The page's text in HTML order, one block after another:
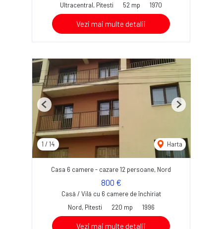
Ultracentral, Pitesti
52 mp 1970
Vezi mai multe detalii
1 / 14 Harta
Previous Next
Casa 6 camere - cazare 12 persoane, Nord
800 €
Casă / Vilă cu 6 camere de închiriat
Nord, Pitesti
220 mp 1996
Vezi mai multe detalii